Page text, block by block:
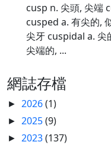
cusp n. 尖頭, 尖端
cusped a. 有尖的,
尖牙 cuspidal a. 尖
尖端的, ...
網誌存檔
► 2026(1)
► 2025(9)
► 2023(137)